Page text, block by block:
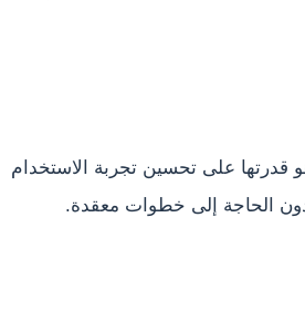
قدرتها على تحسين تجربة الاستخدام
الحاجة إلى خطوات معقدة.